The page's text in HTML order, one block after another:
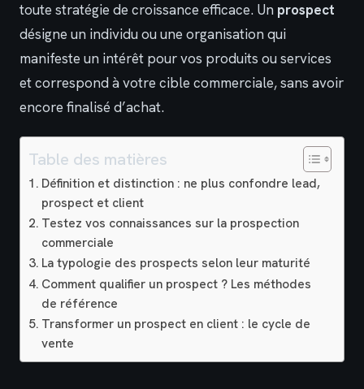
toute stratégie de croissance efficace. Un prospect
désigne un individu ou une organisation qui
manifeste un intérêt pour vos produits ou services
et correspond à votre cible commerciale, sans avoir
encore finalisé d’achat.
Table des matières
Définition et distinction : ne plus confondre lead,
prospect et client
Testez vos connaissances sur la prospection
commerciale
La typologie des prospects selon leur maturité
Comment qualifier un prospect ? Les méthodes
de référence
Transformer un prospect en client : le cycle de
vente